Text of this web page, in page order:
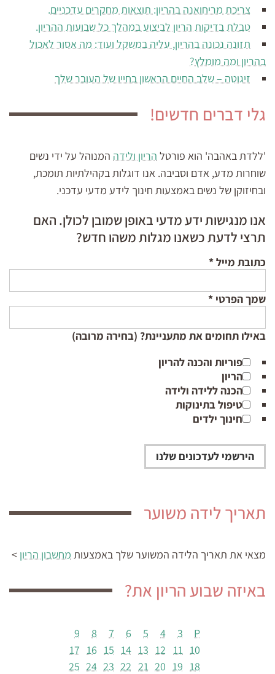
צריכת מריחואנה בהריון: תוצאות מחקרים עדכניים.
טבלת בדיקות הריון לביצוע במהלך כל שבועות ההריון.
תזונה נכונה בהריון, עליה במשקל ועוד: מה אסור לאכול
בהריון ומה מומלץ?
זיגוטה – שלב החיים הראשון בחייו של העובר שלך
גלי דברים חדשים!
'ללדת באהבה' הוא פורטל הריון ולידה המנוהל על ידי נשים
שוחרות מדע, אדם וסביבה. אנו דוגלות בקהילתיות תומכת,
ובחיזוקן של נשים באמצעות חינוך לידע מדעי עדכני.
אנו מנגישות ידע מדעי באופן שמובן לכולן. האם
תרצי לדעת כשאנו מגלות משהו חדש?
כתובת מייל*
שמך הפרטי *
באילו תחומים את מתעניינת? (בחירה מרובה)
פוריות והכנה להריון
הריון
הכנה ללידה ולידה
טיפול בתינוקות
חינוך ילדים
תאריך לידה משוער
מצאי את תאריך הלידה המשוערשלך באמצעות מחשבון הריון >
באיזה שבוע הריון את?
P
3
4
5
6
7
8
9
10
11
12
13
14
15
16
17
18
19
20
21
22
23
24
25